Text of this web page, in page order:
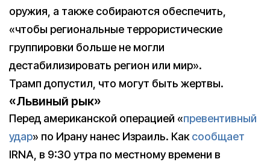
оружия, а также собираются обеспечить,
«чтобы региональные террористические
группировки больше не могли
дестабилизировать регион или мир».
Трамп допустил, что могут быть жертвы.
«Львиный рык»
Перед американской операцией «превентивный
удар» по Ирану нанес Израиль. Каксообщает
IRNA, в 9:30 утра по местному времени в